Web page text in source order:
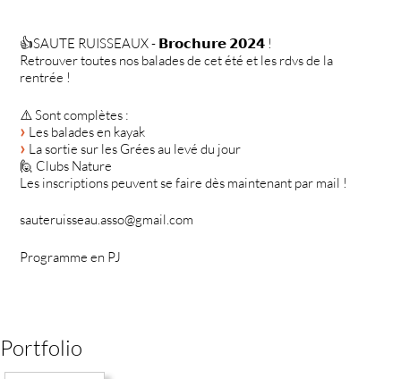
👍SAUTE RUISSEAUX - 𝗕𝗿𝗼𝗰𝗵𝘂𝗿𝗲 𝟮𝟬𝟮𝟰 !
Retrouver toutes nos balades de cet été et les rdvs de la
rentrée !
⚠️ Sont complètes :
Les balades en kayak
La sortie sur les Grées au levé du jour
🙋 Clubs Nature
Les inscriptions peuvent se faire dès maintenant par mail !
sauteruisseau.asso@gmail.com
Programme en PJ
Portfolio